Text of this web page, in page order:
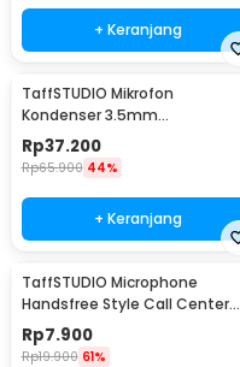
+ Keranjang
TaffSTUDIO Mikrofon
Kondenser 3.5mm
Omnidirectional Podcast with
Stand - SF-666
Rp37.200
Rp65.900 44%
+ Keranjang
TaffSTUDIO Microphone
Handsfree Style Call Center
With Noise Reduction - M5
Rp7.900
Rp19.900 61%